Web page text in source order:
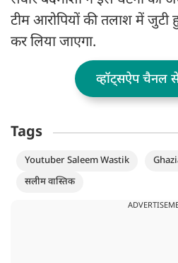
टीम आरोपियों की तलाश में जुटी
कर लिया जाएगा.
व्हॉट्सऐप चैनल
Tags
Youtuber Saleem Wastik
सलीम वास्तिक